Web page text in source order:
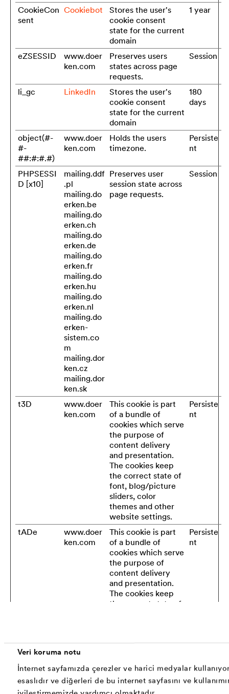
Veri koruma notu
İnternet sayfamızda çerezler ve harici medyalar
esaslıdır ve diğerleri de bu internet sayfasını ve
CookieCon
sent
Cookiebot
Stores the user's
cookie consent
state for the current
domain
1 year
eZSESSID
www.doer
ken.com
Preserves users
states across page
requests.
Session
li_gc LinkedIn
Stores the user's
cookie consent
state for the current
domain
180
days
object(#-
#-
##:#:#.#)
www.doer
ken.com
Holds the users
timezone.
Persiste
nt
PHPSESSI
D [x10]
mailing.ddf
.pl
mailing.do
erken.be
mailing.do
erken.ch
mailing.do
erken.de
mailing.do
erken.fr
mailing.do
erken.hu
mailing.do
erken.nl
mailing.do
erken-
sistem.co
m
mailing.dor
ken.cz
mailing.dor
ken.sk
Preserves user
session state across
page requests.
Session
t3D
www.doer
ken.com
This cookie is part
of a bundle of
cookies which serve
the purpose of
content delivery
and presentation.
The cookies keep
the correct state of
font, blog/picture
sliders, color
themes and other
website settings.
Persiste
nt
tADe
www.doer
ken.com
This cookie is part
of a bundle of
cookies which serve
the purpose of
content delivery
and presentation.
The cookies keep
the correct state of
website settings.
Persiste
nt
ken.com
of a bundle of
cookies which serve
the purpose of
nt